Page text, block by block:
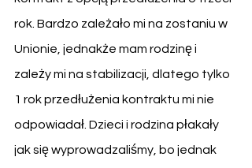
rok. Bardzo zależało mi na zostaniu w
Unionie, jednakże mam rodzinę i
zależy mi na stabilizacji, dlatego tylko
1 rok przedłużenia kontraktu mi nie
odpowiadał. Dzieci i rodzina płakały
jak się wyprowadzaliśmy, bo jednak